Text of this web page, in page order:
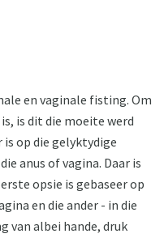
en vaginale fisting. Om
is dit die moeite werd
op die gelyktydige
anus of vagina. Daar is
opsie is gebaseer op
en die ander - in die
van albei hande, druk